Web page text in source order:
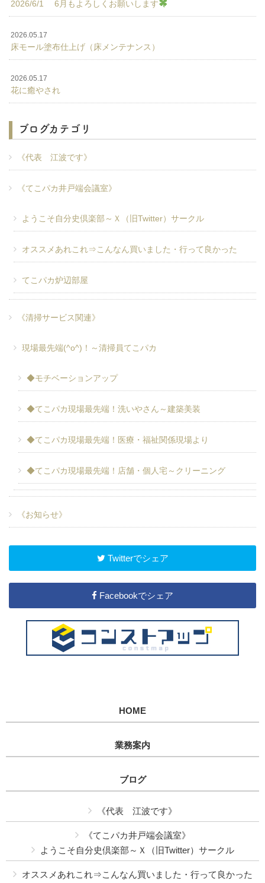
2026/6/1 6月もよろしくお願いします
2026.05.17
床モール塗布仕上げ（床メンテナンス）
2026.05.17
花に癒やされ
ブログカテゴリ
《代表 江波です》
《てこパカ井戸端会議室》
ようこそ自分史倶楽部～Ｘ（旧Twitter）サークル
オススメあれこれ⇒こんなん買いました・行って良かった
てこパカ炉辺部屋
《清掃サービス関連》
現場最先端(^o^)！～清掃員てこパカ
◆モチベーションアップ
◆てこパカ現場最先端！洗いやさん～建築美装
◆てこパカ現場最先端！医療・福祉関係現場より
◆てこパカ現場最先端！店舗・個人宅～クリーニング
《お知らせ》
Twitterでシェア
Facebookでシェア
HOME
業務案内
ブログ
《代表 江波です》
《てこパカ井戸端会議室》
ようこそ自分史倶楽部～Ｘ（旧Twitter）サークル
オススメあれこれ⇒こんなん買いました・行って良かった